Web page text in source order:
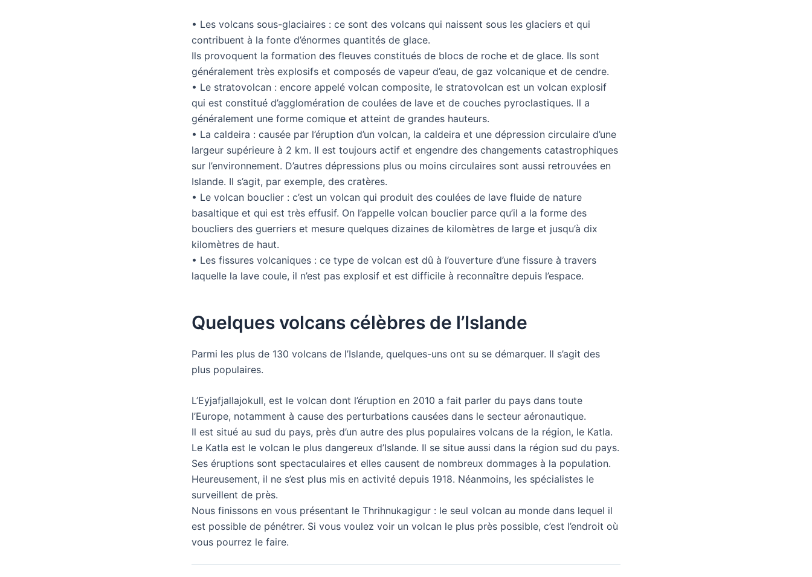
• Les volcans sous-glaciaires : ce sont des volcans qui naissent sous les glaciers et qui
contribuent à la fonte d’énormes quantités de glace.
Ils provoquent la formation des fleuves constitués de blocs de roche et de glace. Ils sont
généralement très explosifs et composés de vapeur d’eau, de gaz volcanique et de cendre.
• Le stratovolcan : encore appelé volcan composite, le stratovolcan est un volcan explosif
qui est constitué d’agglomération de coulées de lave et de couches pyroclastiques. Il a
généralement une forme comique et atteint de grandes hauteurs.
• La caldeira : causée par l’éruption d’un volcan, la caldeira et une dépression circulaire d’une
largeur supérieure à 2 km. Il est toujours actif et engendre des changements catastrophiques
sur l’environnement. D’autres dépressions plus ou moins circulaires sont aussi retrouvées en
Islande. Il s’agit, par exemple, des cratères.
• Le volcan bouclier : c’est un volcan qui produit des coulées de lave fluide de nature
basaltique et qui est très effusif. On l’appelle volcan bouclier parce qu’il a la forme des
boucliers des guerriers et mesure quelques dizaines de kilomètres de large et jusqu’à dix
kilomètres de haut.
• Les fissures volcaniques : ce type de volcan est dû à l’ouverture d’une fissure à travers
laquelle la lave coule, il n’est pas explosif et est difficile à reconnaître depuis l’espace.
Quelques volcans célèbres de l’Islande
Parmi les plus de 130 volcans de l’Islande, quelques-uns ont su se démarquer. Il s’agit des
plus populaires.
L’Eyjafjallajokull, est le volcan dont l’éruption en 2010 a fait parler du pays dans toute
l’Europe, notamment à cause des perturbations causées dans le secteur aéronautique.
Il est situé au sud du pays, près d’un autre des plus populaires volcans de la région, le Katla.
Le Katla est le volcan le plus dangereux d’Islande. Il se situe aussi dans la région sud du pays.
Ses éruptions sont spectaculaires et elles causent de nombreux dommages à la population.
Heureusement, il ne s’est plus mis en activité depuis 1918. Néanmoins, les spécialistes le
surveillent de près.
Nous finissons en vous présentant le Thrihnukagigur : le seul volcan au monde dans lequel il
est possible de pénétrer. Si vous voulez voir un volcan le plus près possible, c’est l’endroit où
vous pourrez le faire.